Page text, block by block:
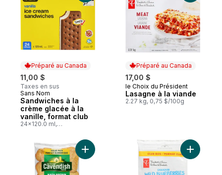
Préparé au Canada
11,00 $
Taxes en sus
Préparé au Canada
Sans Nom
Sandwiches à la
crème glacée à la
vanille, format club
24x120.0 ml,
Préparé au Canada
17,00 $
Préparé au Canada
le Choix du Président
Lasagne à la viande
2.27 kg, 0,75 $/100g
Ajouter Galettes de pommes de terre
Ajouter